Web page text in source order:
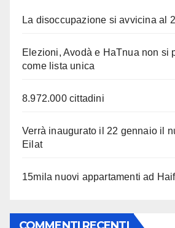
La disoccupazione si avvicina al
Elezioni, Avodà e HaTnua non si
come lista unica
8.972.000 cittadini
Verrà inaugurato il 22 gennaio il
Eilat
15mila nuovi appartamenti ad